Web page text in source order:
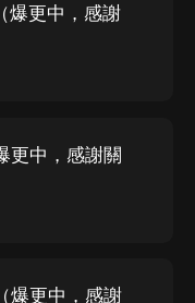
通過
內使用微
，可以
爆更中，感謝
更中，感謝關
爆更中，感謝